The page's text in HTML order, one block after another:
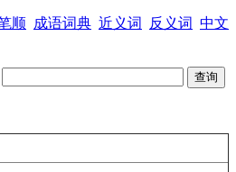
顺 成语词典 近义词 反义词 中文